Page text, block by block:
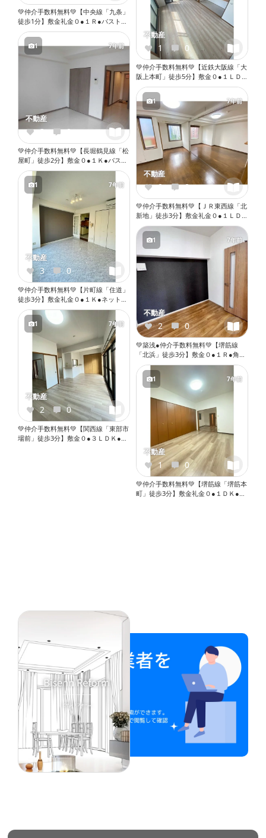
💚仲介手数料無料💚【中央線「九条」
徒歩1分】敷金礼金０●１Ｒ●バストイ
レ別●室内洗濯機置き場●エアコン●収
納●バルコニー『X077』
1 7年前
3 0
💚仲介手数料無料💚【長堀鶴見線「松
屋町」徒歩2分】敷金０●１Ｋ●バスト
イレ別●ウォシュレット●独立洗面台●
室内洗濯機置き場●オートロック●エ
レベーター『X076』
不動産
1 7年前
3 0
💚仲介手数料無料💚【片町線「住道」
徒歩3分】敷金礼金０●１Ｋ●ネット無
料●２口ガスコンロ●バストイレ別●ウ
ォシュレット●独立洗面台●室内洗濯
機置き場●オートロック●エレベータ
ー『X072』
不動産
1 7年前
2 0
💚仲介手数料無料💚【関西線「東部市
場前」徒歩3分】敷金０●３ＬＤＫ●バ
不動産
1 0
💚仲介手数料無料💚【近鉄大阪線「大
阪上本町」徒歩5分】敷金０●１ＬＤ
Ｋ●角部屋●ガスコンロ設置可●バスト
イレ別●独立洗面台●室内洗濯機置き
場●オートロック●エレベーター
『X058』
不動産
1 7年前
0 0
💚仲介手数料無料💚【ＪＲ東西線「北
新地」徒歩3分】敷金礼金０●１ＬＤ
Ｋ●角部屋●ネット無料●２口ガスコン
ロ●バストイレ別●ウォシュレット●独
立洗面台●室内洗濯機置き場●オート
ロック●エレベーター『X055』
不動産
1 7年前
2 0
💚築浅●仲介手数料無料💚【堺筋線
「北浜」徒歩3分】敷金０●１Ｒ●角部
屋●ネット無料●２口ガスコンロ●バス
トイレ別●ウォシュレット●独立洗面
台●室内洗濯機置き場●オートロック●
エレベーター『X053』
不動産
1 7年前
1 0
💚仲介手数料無料💚【堺筋線「堺筋本
町」徒歩3分】敷金礼金０●１ＤＫ●角
不動産